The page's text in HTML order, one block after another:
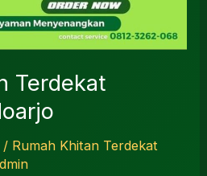
Terdekat
/ Rumah Khitan Terdekat